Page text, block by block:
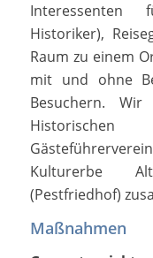
Interessenten
Historiker),
Raum zu einem
mit und ohne
Besuchern.
Kulturerbe
(Pestfriedhof)
Maßnahmen